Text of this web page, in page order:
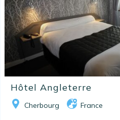
Hôtel Angleterre
Cherbourg France